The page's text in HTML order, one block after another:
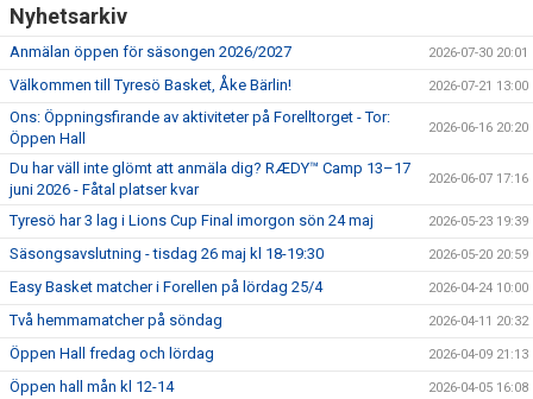
Nyhetsarkiv
Anmälan öppen för säsongen 2026/2027 2026-07-30 20:01
Välkommen till Tyresö Basket, Åke Bärlin! 2026-07-21 13:00
Ons: Öppningsfirande av aktiviteter på Forelltorget - Tor:
Öppen Hall
2026-06-16 20:20
Du har väll inte glömt att anmäla dig? RÆDY™ Camp 13–17
juni 2026 - Fåtal platser kvar
2026-06-07 17:16
Tyresö har 3 lag i Lions Cup Final imorgon sön 24 maj 2026-05-23 19:39
Säsongsavslutning - tisdag 26 maj kl 18-19:30 2026-05-20 20:59
Easy Basket matcher i Forellen på lördag 25/4 2026-04-24 10:00
Två hemmamatcher på söndag 2026-04-11 20:32
Öppen Hall fredag och lördag 2026-04-09 21:13
Öppen hall mån kl 12-14 2026-04-05 16:08